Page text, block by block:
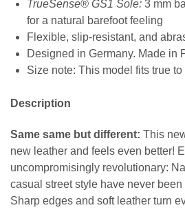
TrueSense® GS1 Sole: 3 mm
for a natural barefoot feeling
Flexible, slip-resistant, and
Designed in Germany. Made in
Size note: This model fits true to
Description
Same same but different: This
new leather and feels even better!
uncompromisingly revolutionary:
casual street style have never
Sharp edges and soft leather turn